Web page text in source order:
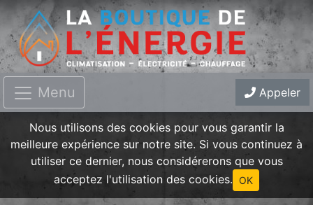
Menu Appeler
Nous utilisons des cookies pour vous garantir la
meilleure expérience sur notre site. Si vous continuez à
utiliser ce dernier, nous considérerons que vous
acceptez l'utilisation des cookies. OK